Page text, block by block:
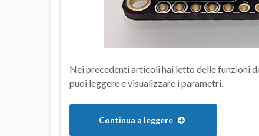
Nei precedenti articoli hai letto delle funzioni
puoi leggere e visualizzare i parametri.
Continua a leggere